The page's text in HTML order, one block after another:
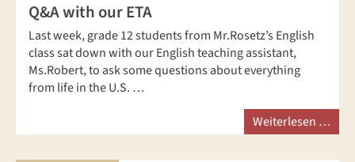
Q&A with our ETA
Last week, grade 12 students from Mr.Rosetz’s English
class sat down with our English teaching assistant,
Ms.Robert, to ask some questions about everything
from life in the U.S. …
Weiterlesen …